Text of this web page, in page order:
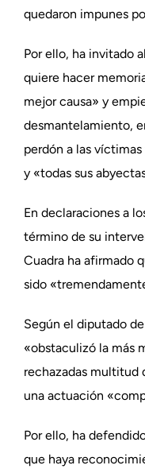
quedaron impunes
Por ello, ha invitado
quiere hacer
mejor causa» y
desmantelamiento,
perdón a las
y «todas sus
En declaraciones a
término de su
Cuadra ha afirmado
sido
Según el diputado
«obstaculizó la más
rechazadas multitud
una actuación
Por ello, ha
que haya